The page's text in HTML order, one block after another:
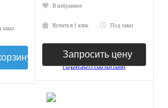
В избранное
Купить в 1 клик Под заказ
Запросить цену